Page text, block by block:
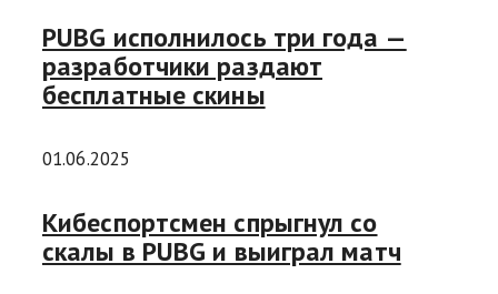
PUBG исполнилось три года —
разработчики раздают
бесплатные скины
01.06.2025
Кибеспортсмен спрыгнул со
скалы в PUBG и выиграл матч